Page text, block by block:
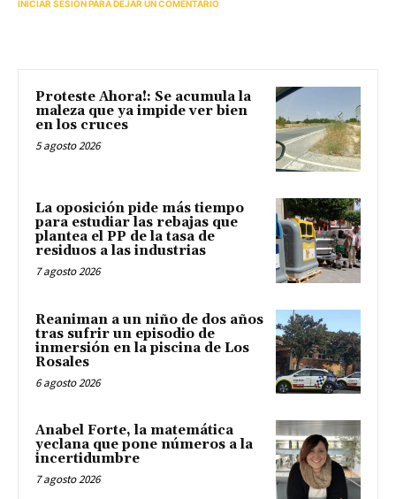
INICIAR SESIÓN PARA DEJAR UN COMENTARIO
Proteste Ahora!: Se acumula la
maleza que ya impide ver bien
en los cruces
5 agosto 2026
La oposición pide más tiempo
para estudiar las rebajas que
plantea el PP de la tasa de
residuos a las industrias
7 agosto 2026
Reaniman a un niño de dos años
tras sufrir un episodio de
inmersión en la piscina de Los
Rosales
6 agosto 2026
Anabel Forte, la matemática
yeclana que pone números a la
incertidumbre
7 agosto 2026